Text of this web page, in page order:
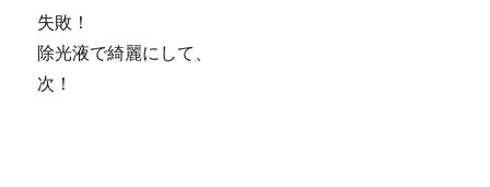
失敗！
除光液で綺麗にして、
次！